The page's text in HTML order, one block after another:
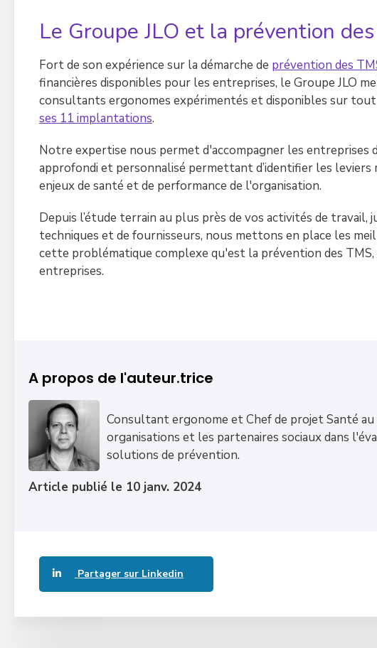
Le Groupe JLO et la prévention
Fort de son expérience sur la démarche de prévention des
financières disponibles pour les entreprises, le Groupe JLO
consultants ergonomes expérimentés et disponibles sur
ses 11 implantations.
Notre expertise nous permet d'accompagner les entreprises
approfondi et personnalisé permettant d’identifier les leviers
enjeux de santé et de performance de l'organisation.
Depuis l’étude terrain au plus près de vos activités de travail,
techniques et de fournisseurs, nous mettons en place les
cette problématique complexe qu'est la prévention des
entreprises.
A propos de l'auteur.trice
Consultant ergonome et Chef de projet Santé au
organisations et les partenaires sociaux dans
solutions de prévention.
Article publié le 10 janv. 2024
Partager sur Linkedin